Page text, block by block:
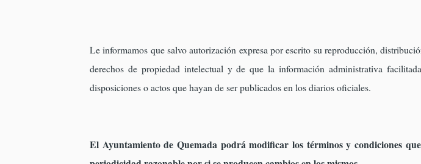
Le informamos que salvo autorización expresa por escrito su reproducción,
derechos de propiedad intelectual y de que la información administrativa
disposiciones o actos que hayan de ser publicados en los diarios oficiales.
El Ayuntamiento de Quemada podrá modificar los términos y condiciones